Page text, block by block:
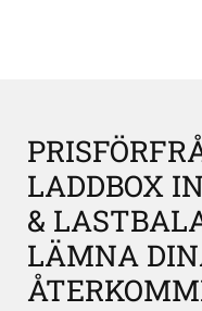
LADDBOX
&
LÄMNA